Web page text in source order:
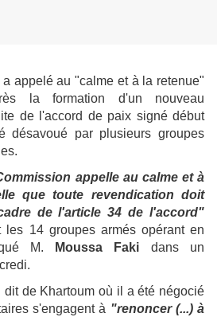
appelé au "calme et à la retenue"
la formation d'un nouveau
de l'accord de paix signé début
désavoué par plusieurs groupes
appelle au calme et à
que toute revendication doit
de l'article 34 de l'accord"
14 groupes armés opérant en
M.
Moussa Faki dans un
dit de Khartoum où il a été négocié
s'engagent à "renoncer (...) à